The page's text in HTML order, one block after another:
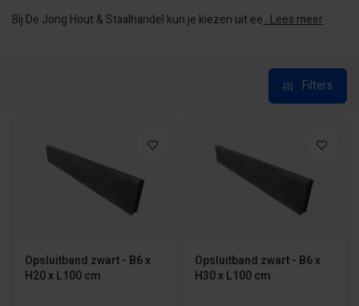
Bij De Jong Hout & Staalhandel kun je kiezen uit een...Lees meer
Filters
Opsluitband zwart - B6 x
H20 x L100 cm
Opsluitband zwart - B6 x
H30 x L100 cm